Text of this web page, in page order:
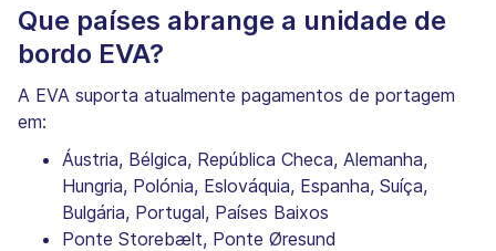
Que países abrange a unidade de
bordo EVA?
A EVA suporta atualmente pagamentos de portagem
em:
Áustria, Bélgica, República Checa, Alemanha,
Hungria, Polónia, Eslováquia, Espanha, Suíça,
Bulgária, Portugal, Países Baixos
Ponte Storebælt, Ponte Øresund